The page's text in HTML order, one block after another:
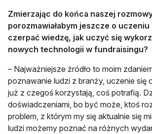
Zmierzając do końca naszej
porozmawiałabym jeszcze o uczeniu
czerpać wiedzę, jak uczyć się
nowych technologii w fundraisingu?
– Najważniejsze źródło to moim
poznawanie ludzi z branży, uczenie się
już z czegoś korzystają, coś potrafią.
doświadczeniami, bo być może, ktoś
problem, z którym my się aktualnie się
ludzi możemy poznać na różnych